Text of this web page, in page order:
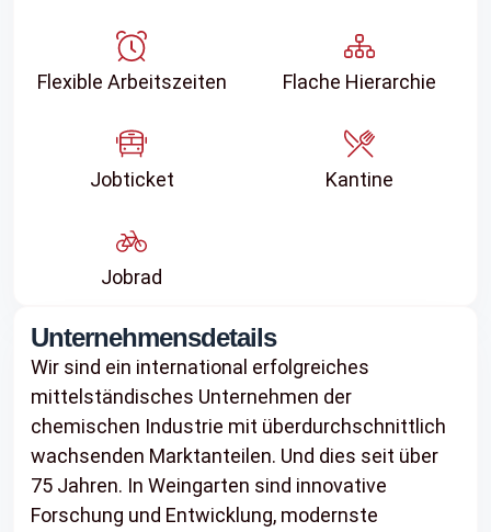
Flexible Arbeitszeiten Flache Hierarchie
Jobticket Kantine
Jobrad
Unternehmensdetails
Wir sind ein international erfolgreiches
mittelständisches Unternehmen der
chemischen Industrie mit überdurchschnittlich
wachsenden Marktanteilen. Und dies seit über
75 Jahren. In Weingarten sind innovative
Forschung und Entwicklung, modernste